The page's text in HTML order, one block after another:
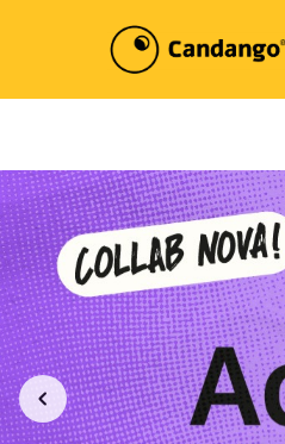
Todos os Produtos